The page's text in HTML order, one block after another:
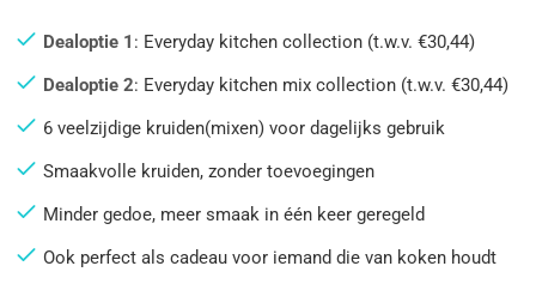
Dealoptie 1 : Everyday kitchen collection (t.w.v. €30,44)
Dealoptie 2: Everyday kitchen mix collection (t.w.v. €30,44)
6 veelzijdige kruiden(mixen) voor dagelijks gebruik
Smaakvolle kruiden, zonder toevoegingen
Minder gedoe, meer smaak in één keer geregeld
Ook perfect als cadeau voor iemand die van koken houdt